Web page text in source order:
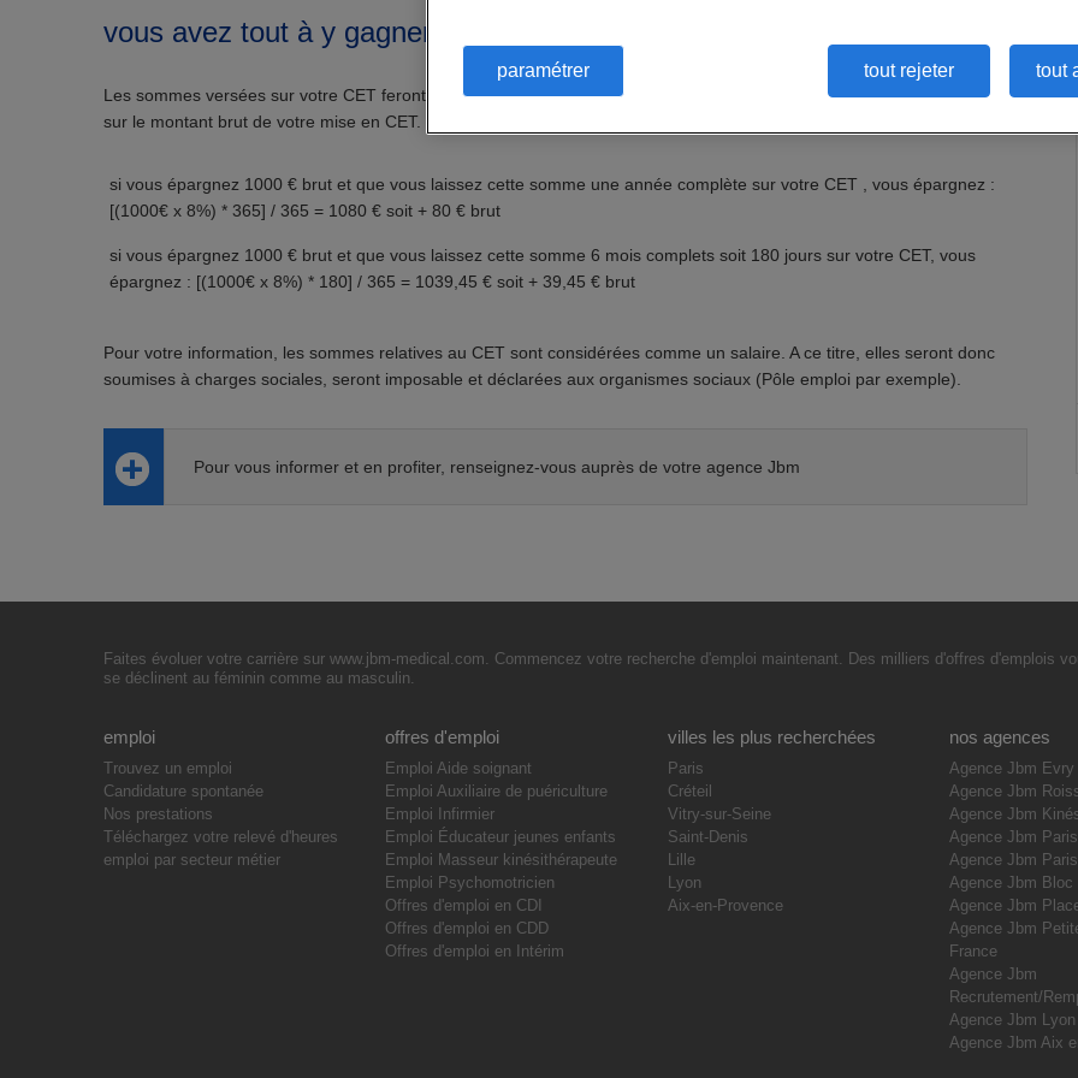
vous avez tout à y gagner.
Les sommes versées sur votre CET feront l’objet d’un abondement par Randstad. L’abondement, égal à 8%, se calcule
sur le montant brut de votre mise en CET. Il sera généré à partir de la date de versement des sommes sur votre CET.
si vous épargnez 1000 € brut et que vous laissez cette somme une année complète sur votre CET , vous épargnez :
[(1000€ x 8%) * 365] / 365 = 1080 € soit + 80 € brut
si vous épargnez 1000 € brut et que vous laissez cette somme 6 mois complets soit 180 jours sur votre CET, vous
épargnez : [(1000€ x 8%) * 180] / 365 = 1039,45 € soit + 39,45 € brut
Pour votre information, les sommes relatives au CET sont considérées comme un salaire. A ce titre, elles seront donc
soumises à charges sociales, seront imposable et déclarées aux organismes sociaux (Pôle emploi par exemple).
Pour vous informer et en profiter, renseignez-vous auprès de votre agence Jbm
Faites évoluer votre carrière sur www.jbm-medical.com. Commencez votre recherche d'emploi maintenant. Des milliers d'offres d'emplois
se déclinent au féminin comme au masculin.
emploi
Trouvez un emploi
Candidature spontanée
Nos prestations
Téléchargez votre relevé d'heures
emploi par secteur métier
offres d'emploi
Emploi Aide soignant
Emploi Auxiliaire de puériculture
Emploi Infirmier
Emploi Éducateur jeunes enfants
Emploi Masseur kinésithérapeute
Emploi Psychomotricien
Offres d'emploi en CDI
Offres d'emploi en CDD
Offres d'emploi en Intérim
villes les plus recherchées
Paris
Créteil
Vitry-sur-Seine
Saint-Denis
Lille
Lyon
Aix-en-Provence
nos agences
Agence Jbm Evry
Agence Jbm
Agence Jbm
Agence Jbm
Agence Jbm Paris
Agence Jbm Bloc
Agence Jbm
Agence Jbm
France
Agence Jbm
Recrutement/
Agence Jbm Lyon
Agence Jbm Aix
paramétrer tout rejeter tout